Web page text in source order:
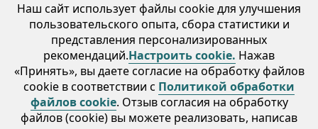
Услуги Врачи Отзывы Статьи Контакты
ООО «ВетМедЦентр» УНП 192249498 Адрес: 220113,
Республика Беларусь, Минск, ул. Восточная, д. 115, оф.8,
регистрация № 192249498 от 03.04.2014, Мингорисполком
Наш сайт использует файлы cookie для улучшения
пользовательского опыта, сбора статистики и
представления персонализированных
рекомендаций.Настроить cookie. Нажав
«Принять», вы даете согласие на обработку файлов
cookie в соответствии с Политикой обработки
файлов cookie. Oтзыв согласия на обработку
файлов (cookie) вы можете реализовать, написав